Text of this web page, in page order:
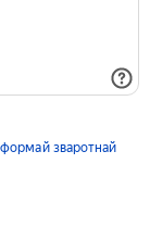
формай зваротнай